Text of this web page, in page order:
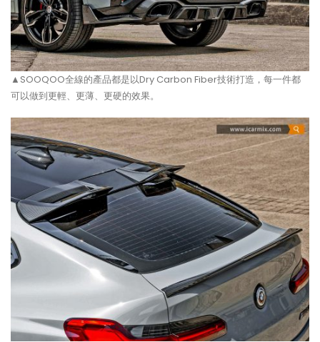
▲SOOQOO全線的產品都是以Dry Carbon Fiber技術打造，每一件都
可以做到更輕、更薄、更硬的效果。